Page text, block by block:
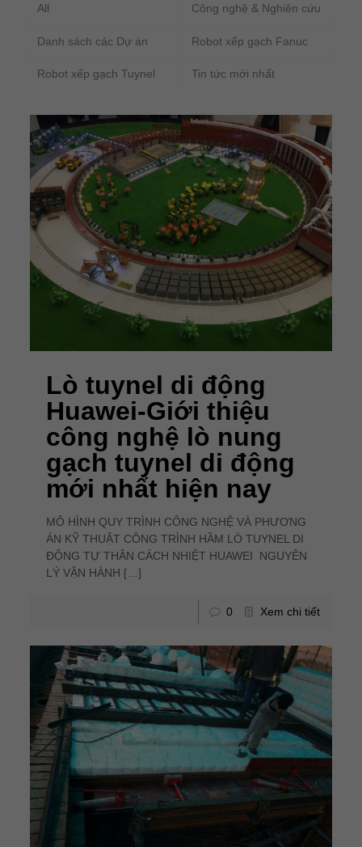
All Công nghệ & Nghiên cứu
Danh sách các Dự án Robot xếp gạch Fanuc
Robot xếp gạch Tuynel Tin tức mới nhất
Lò tuynel di động
Huawei-Giới thiệu
công nghệ lò nung
gạch tuynel di động
mới nhất hiện nay
MÔ HÌNH QUY TRÌNH CÔNG NGHỆ VÀ PHƯƠNG
ÁN KỸ THUẬT CÔNG TRÌNH HẦM LÒ TUYNEL DI
ĐỘNG TỰ THÂN CÁCH NHIỆT HUAWEI NGUYÊN
LÝ VẬN HÀNH […]
0 Xem chi tiết